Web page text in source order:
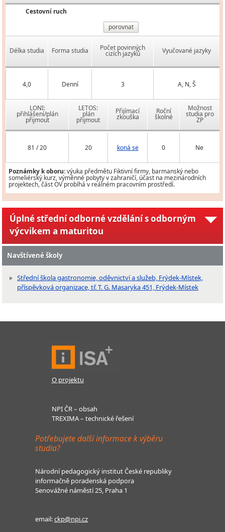
Cestovní ruch
porovnat
Délka studia Forma studia Počet povinných
cizích jazyků Vyučované jazyky
4,0 Denní 3 A, N, Š
LONI:
přihlášení/plán
přijmout
LETOS:
plán
přijmout
Přijímací
zkouška
Roční
školné
Možnost
studia pro
ZP
81 / 20 20 koná se 0 Ne
Poznámky k oboru:výuka předmětu Fiktivní firmy, barmanský nebo
someliérský kurz, výměnné pobyty v zahraničí, účast na mezinárodních
projektech, část OV probíhá v reálném pracovním prostředí.
Úplné střední odborné vzdělání s odborným
výcvikem a maturitou
Navštívené školy
Střední škola gastronomie, oděvnictví a služeb, Frýdek-Místek,
příspěvková organizace, tř. T. G. Masaryka 451, Frýdek-Místek
O projektu
NPI ČR – obsah
TREXIMA – technické řešení
Potřebujete další informace k výběru
studia?
Národní pedagogický institut České republiky
informačně poradenská podpora
Senovážné náměstí 25, Praha 1
email:ckp@npi.cz